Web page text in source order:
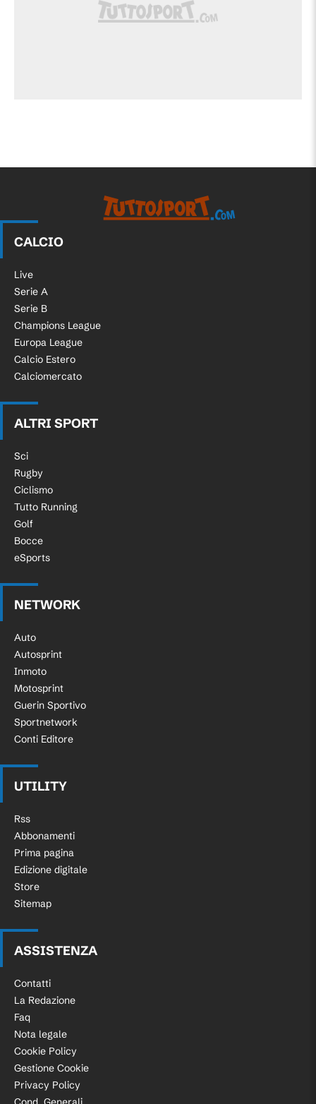
CALCIO
Live
Serie A
Serie B
Champions League
Europa League
Calcio Estero
Calciomercato
ALTRI SPORT
Sci
Rugby
Ciclismo
Tutto Running
Golf
Bocce
eSports
NETWORK
Auto
Autosprint
Inmoto
Motosprint
Guerin Sportivo
Sportnetwork
Conti Editore
UTILITY
Rss
Abbonamenti
Prima pagina
Edizione digitale
Store
Sitemap
ASSISTENZA
Contatti
La Redazione
Faq
Nota legale
Cookie Policy
Gestione Cookie
Privacy Policy